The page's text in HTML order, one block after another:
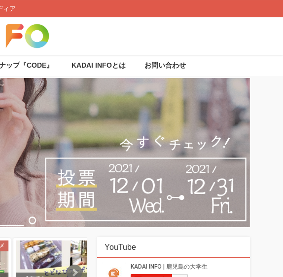
ィア
ップ『CODE』 KADAI INFOとは お問い合わせ
グルメ YouTube